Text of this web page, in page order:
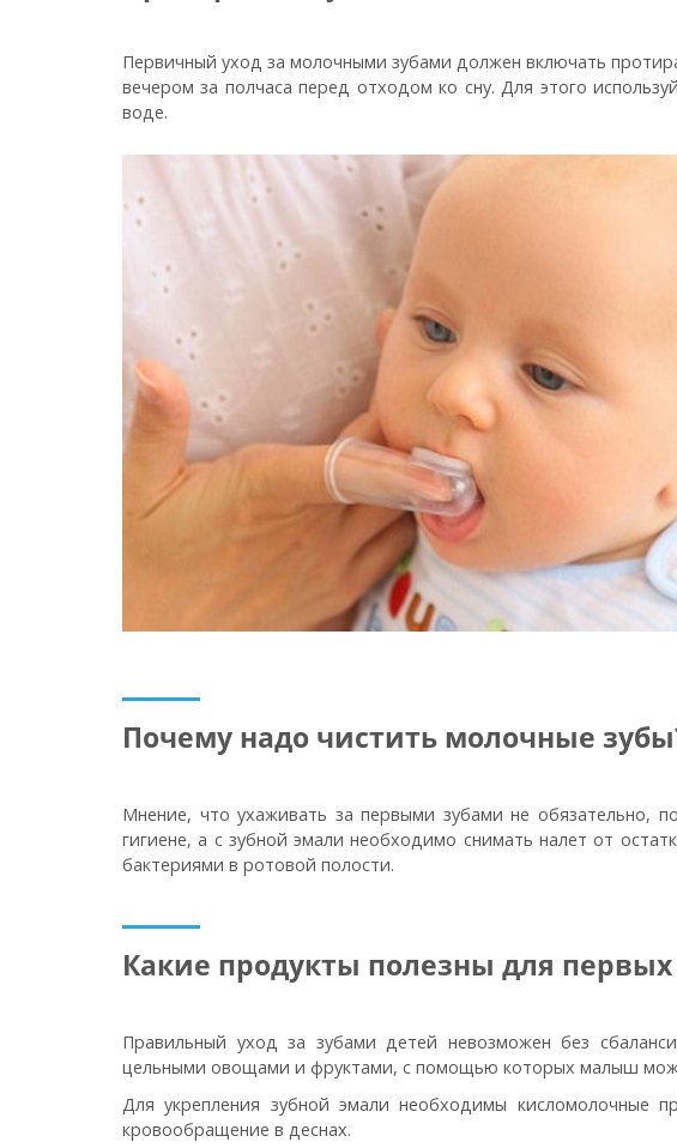
Первичный уход за молочными зубами должен включать
вечером за полчаса перед отходом ко сну. Для этого
воде.
Почему надо чистить молочные
Мнение, что ухаживать за первыми зубами не обязательно,
гигиене, а с зубной эмали необходимо снимать налет от
бактериями в ротовой полости.
Какие продукты полезны для первых
Правильный уход за зубами детей невозможен без
цельными овощами и фруктами, с помощью которых малыш
Для укрепления зубной эмали необходимы
кровообращение в деснах.